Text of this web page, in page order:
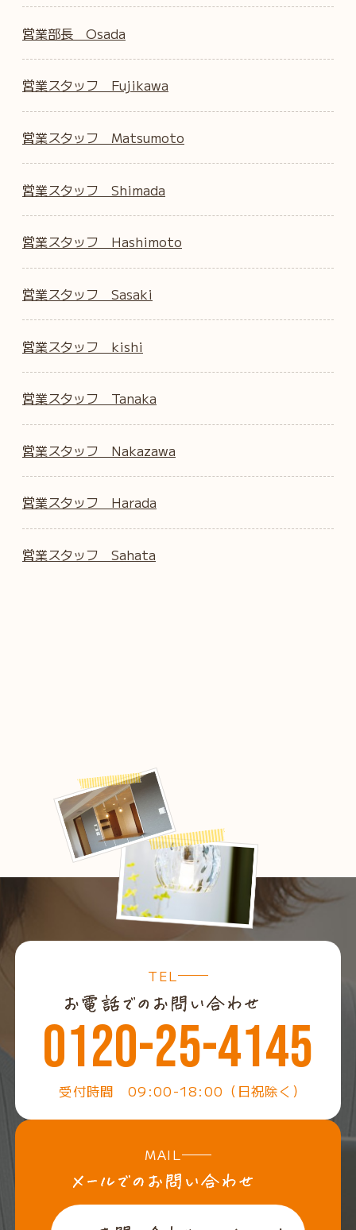
営業部長 Osada
営業スタッフ Fujikawa
営業スタッフ Matsumoto
営業スタッフ Shimada
営業スタッフ Hashimoto
営業スタッフ Sasaki
営業スタッフ kishi
営業スタッフ Tanaka
営業スタッフ Nakazawa
営業スタッフ Harada
営業スタッフ Sahata
TEL
0120-25-4145
受付時間 09:00-18:00（日祝除く）
MAIL